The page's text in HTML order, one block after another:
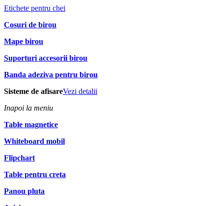
Etichete pentru chei
Cosuri de birou
Mape birou
Suporturi accesorii birou
Banda adeziva pentru birou
Sisteme de afisareVezi detalii
Inapoi la meniu
Table magnetice
Whiteboard mobil
Flipchart
Table pentru creta
Panou pluta